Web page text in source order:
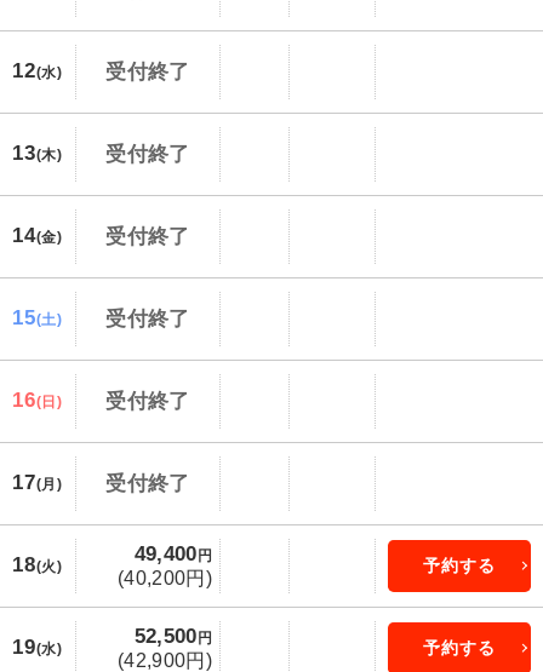
12(水) 受付終了
13(木) 受付終了
14(金) 受付終了
15(土) 受付終了
16(日) 受付終了
17(月) 受付終了
18(火)
49,400円
(40,200円)
予約する
19(水)
52,500円
(42,900円)
予約する